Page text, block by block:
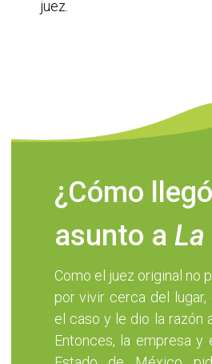
juez.
¿Cómo
asunto a La
Como el juez original no
por vivir cerca del
el caso y le dio la razón
Entonces, la empresa y